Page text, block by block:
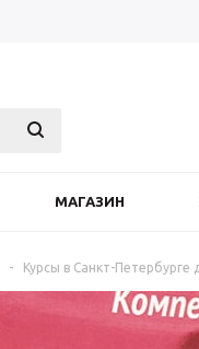
МАГАЗИН
- Курсы в Санкт-Петербурге